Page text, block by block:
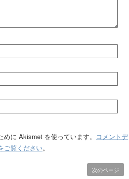
に Akismet を使っています。 コメントデ
ご覧ください。
次のページ